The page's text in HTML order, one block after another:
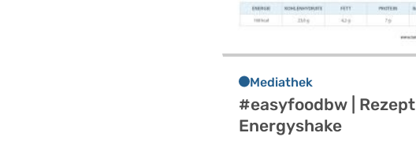
Mediathek
#easyfoodbw | Rezept
Energyshake